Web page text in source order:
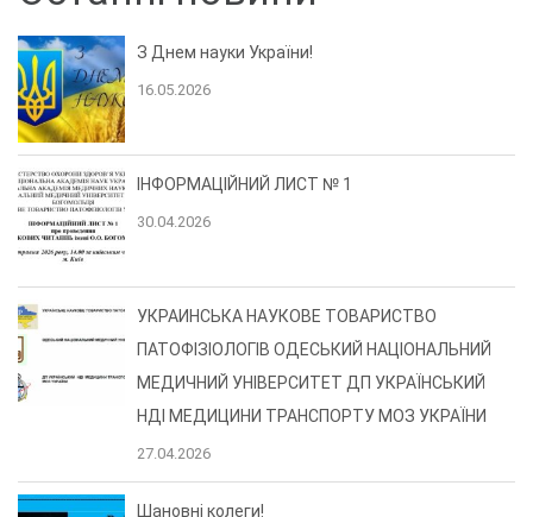
З Днем науки України!
16.05.2026
ІНФОРМАЦІЙНИЙ ЛИСТ № 1
30.04.2026
УКРАИНСЬКА НАУКОВЕ ТОВАРИСТВО
ПАТОФІЗІОЛОГІВ ОДЕСЬКИЙ НАЦІОНАЛЬНИЙ
МЕДИЧНИЙ УНІВЕРСИТЕТ ДП УКРАЇНСЬКИЙ
НДІ МЕДИЦИНИ ТРАНСПОРТУ МОЗ УКРАЇНИ
27.04.2026
Шановні колеги!